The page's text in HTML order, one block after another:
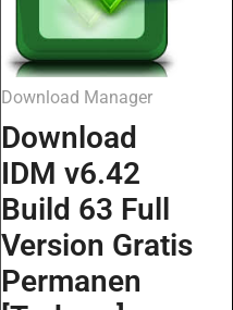
Download Manager
Download
IDM v6.42
Build 63 Full
Version Gratis
Permanen